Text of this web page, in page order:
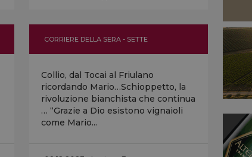
CORRIERE DELLA SERA - SETTE
Collio, dal Tocai al Friulano
ricordando Mario…Schioppetto, la
rivoluzione bianchista che continua
… “Grazie a Dio esistono vignaioli
come Mario...